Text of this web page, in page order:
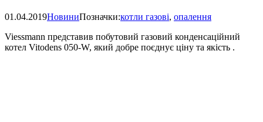
01.04.2019НовиниПозначки:котли газові, опалення
Viessmann представив побутовий газовий конденсаційний
котел Vitodens 050-W, який добре поєднує ціну та якість .